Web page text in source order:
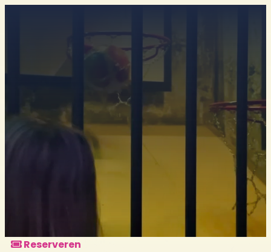
Ontdek alle arrangementen
Reserveren